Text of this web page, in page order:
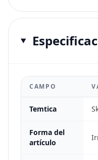
CAMPO
Temtica
Forma del
artículo